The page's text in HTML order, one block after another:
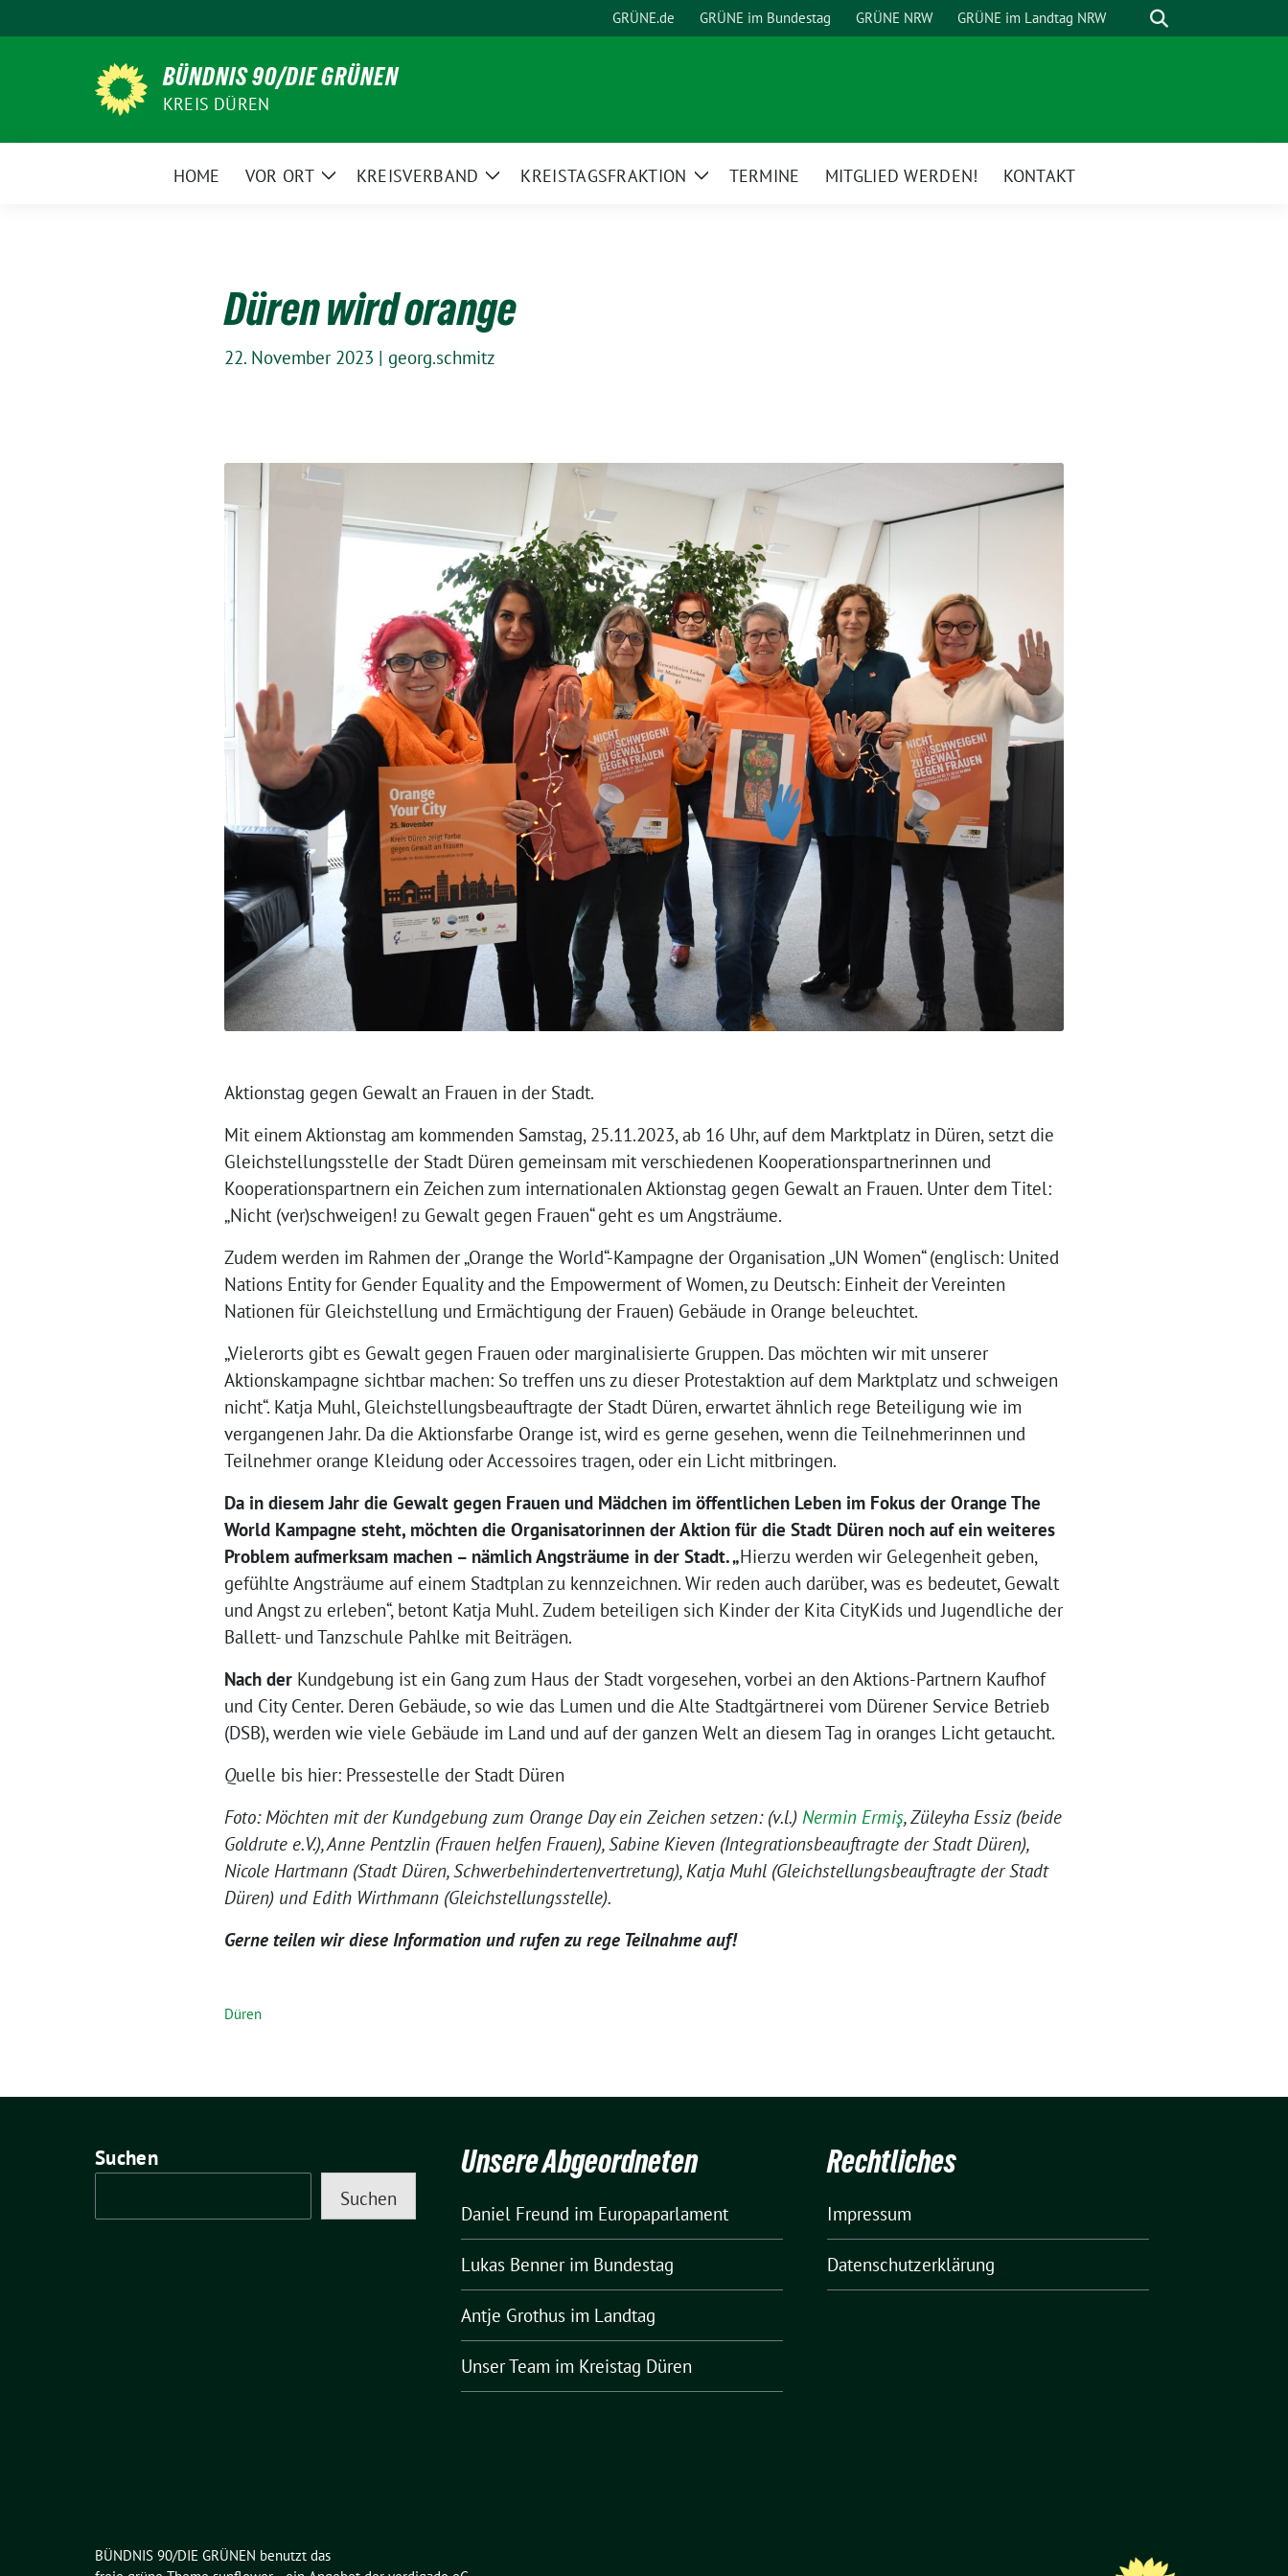
zum
GRÜNE.de GRÜNE im Bundestag GRÜNE NRW GRÜNE im Landtag NRW Suche
BÜNDNIS 90/DIE GRÜNEN
KREIS DÜREN
HOME VOR ORT
ZeigeKREISVERBAND
ZeigeKREISTAGSFRAKTION
ZeigeTERMINE MITGLIED WERDEN! KONTAKT
Düren wird orange
22. November 2023 | georg.schmitz
Aktionstag gegen Gewalt an Frauen in der Stadt.
Mit einem Aktionstag am kommenden Samstag, 25.11.2023, ab 16 Uhr, auf dem Marktplatz in Düren, setzt die
Gleichstellungsstelle der Stadt Düren gemeinsam mit verschiedenen Kooperationspartnerinnen und
Kooperationspartnern ein Zeichen zum internationalen Aktionstag gegen Gewalt an Frauen. Unter dem Titel:
„Nicht (ver)schweigen! zu Gewalt gegen Frauen“ geht es um Angsträume.
Zudem werden im Rahmen der „Orange the World“-Kampagne der Organisation „UN Women“ (englisch: United
Nations Entity for Gender Equality and the Empowerment of Women, zu Deutsch: Einheit der Vereinten
Nationen für Gleichstellung und Ermächtigung der Frauen) Gebäude in Orange beleuchtet.
„Vielerorts gibt es Gewalt gegen Frauen oder marginalisierte Gruppen. Das möchten wir mit unserer
Aktionskampagne sichtbar machen: So treffen uns zu dieser Protestaktion auf dem Marktplatz und schweigen
nicht“. Katja Muhl, Gleichstellungsbeauftragte der Stadt Düren, erwartet ähnlich rege Beteiligung wie im
vergangenen Jahr. Da die Aktionsfarbe Orange ist, wird es gerne gesehen, wenn die Teilnehmerinnen und
Teilnehmer orange Kleidung oder Accessoires tragen, oder ein Licht mitbringen.
Da in diesem Jahr die Gewalt gegen Frauen und Mädchen im öffentlichen Leben im Fokus der Orange The
World Kampagne steht, möchten die Organisatorinnen der Aktion für die Stadt Düren noch auf ein weiteres
Problem aufmerksam machen – nämlich Angsträume in der Stadt. „Hierzu werden wir Gelegenheit geben,
gefühlte Angsträume auf einem Stadtplan zu kennzeichnen. Wir reden auch darüber, was es bedeutet, Gewalt
und Angst zu erleben“, betont Katja Muhl. Zudem beteiligen sich Kinder der Kita CityKids und Jugendliche der
Ballett- und Tanzschule Pahlke mit Beiträgen.
Nach der Kundgebung ist ein Gang zum Haus der Stadt vorgesehen, vorbei an den Aktions-Partnern Kaufhof
und City Center. Deren Gebäude, so wie das Lumen und die Alte Stadtgärtnerei vom Dürener Service Betrieb
(DSB), werden wie viele Gebäude im Land und auf der ganzen Welt an diesem Tag in oranges Licht getaucht.
Quelle bis hier: Pressestelle der Stadt Düren
Foto: Möchten mit der Kundgebung zum Orange Day ein Zeichen setzen: (v.l.) Nermin Ermiş, Züleyha Essiz (beide
Goldrute e.V.), Anne Pentzlin (Frauen helfen Frauen), Sabine Kieven (Integrationsbeauftragte der Stadt Düren),
Nicole Hartmann (Stadt Düren, Schwerbehindertenvertretung), Katja Muhl (Gleichstellungsbeauftragte der Stadt
Düren) und Edith Wirthmann (Gleichstellungsstelle).
Gerne teilen wir diese Information und rufen zu rege Teilnahme auf!
Düren
Suchen
Suchen
Unsere Abgeordneten
Daniel Freund im Europaparlament
Lukas Bennerim Bundestag
Antje Grothus im Landtag
Unser Team im Kreistag Düren
Rechtliches
Impressum
Datenschutzerklärung
BÜNDNIS 90/DIE GRÜNEN benutzt das